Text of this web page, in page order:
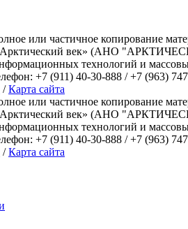
или частичное копирование
«Арктический век» (АНО
технологий и
+7 (911) 40-30-888 / +7 (963)
/Карта сайта
или частичное копирование
«Арктический век» (АНО
технологий и
+7 (911) 40-30-888 / +7 (963)
/Карта сайта